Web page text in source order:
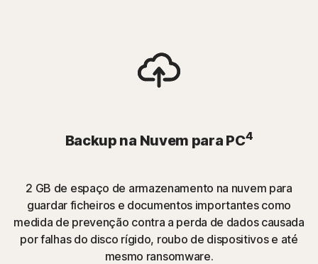
Backup na Nuvem para PC4
2 GB de espaço de armazenamento na nuvem para
guardar ficheiros e documentos importantes como
medida de prevenção contra a perda de dados causada
por falhas do disco rígido, roubo de dispositivos e até
mesmo ransomware.